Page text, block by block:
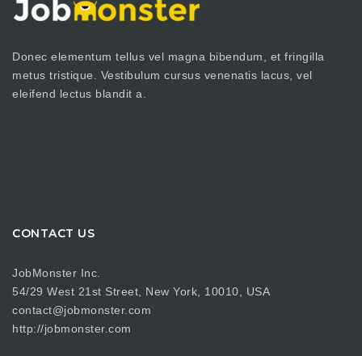
Donec elementum tellus vel magna bibendum, et fringilla
metus tristique. Vestibulum cursus venenatis lacus, vel
eleifend lectus blandit a.
CONTACT US
JobMonster Inc.
54/29 West 21st Street, New York, 10010, USA
contact@jobmonster.com
http://jobmonster.com